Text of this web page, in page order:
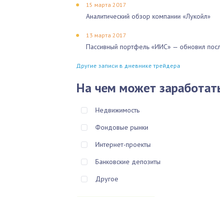
15 марта 2017
Аналитический обзор компании «Лукойл»
13 марта 2017
Пассивный портфель «ИИС» — обновил
Другие записи в дневнике трейдера
На чем может
Недвижимость
Фондовые рынки
Интернет-проекты
Банковские депозиты
Другое